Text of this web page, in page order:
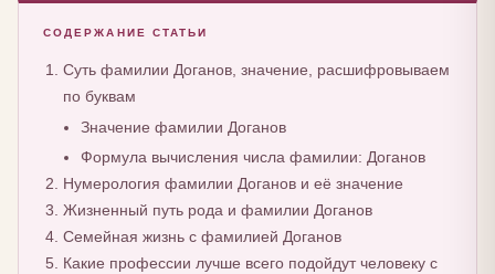
СОДЕРЖАНИЕ СТАТЬИ
Суть фамилии Доганов, значение, расшифровываем
по буквам
Значение фамилии Доганов
Формула вычисления числа фамилии: Доганов
Нумерология фамилии Доганов и её значение
Жизненный путь рода и фамилии Доганов
Семейная жизнь с фамилией Доганов
Какие профессии лучше всего подойдут человеку с